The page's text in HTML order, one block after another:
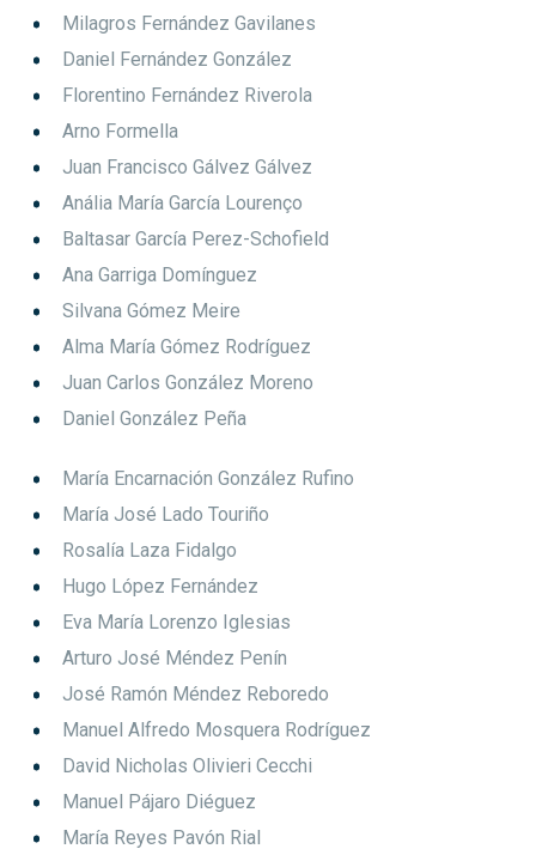
Milagros Fernández Gavilanes
Daniel Fernández González
Florentino Fernández Riverola
Arno Formella
Juan Francisco Gálvez Gálvez
Anália María García Lourenço
Baltasar García Perez-Schofield
Ana Garriga Domínguez
Silvana Gómez Meire
Alma María Gómez Rodríguez
Juan Carlos González Moreno
Daniel González Peña
María Encarnación González Rufino
María José Lado Touriño
Rosalía Laza Fidalgo
Hugo López Fernández
Eva María Lorenzo Iglesias
Arturo José Méndez Penín
José Ramón Méndez Reboredo
Manuel Alfredo Mosquera Rodríguez
David Nicholas Olivieri Cecchi
Manuel Pájaro Diéguez
María Reyes Pavón Rial